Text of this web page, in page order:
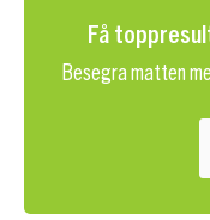
Få
Besegra matten